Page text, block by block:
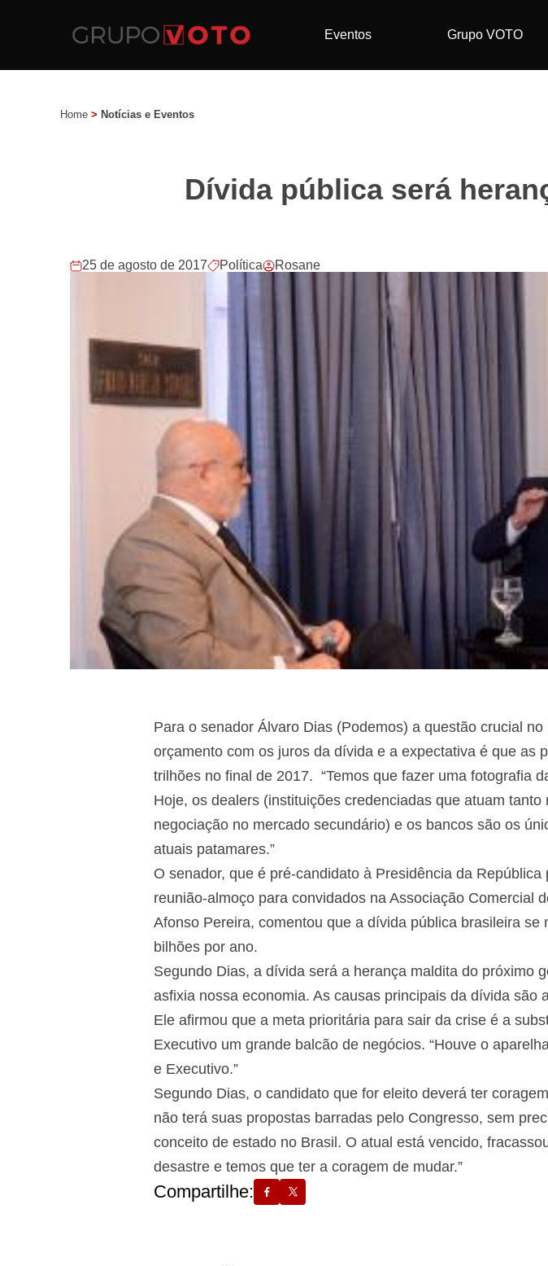
Eventos Grupo VOTO
Home > Notícias e Eventos
Dívida pública será
25 de agosto de 2017 Política Rosane
Para o senador Álvaro Dias (Podemos) a questão crucial
orçamento com os juros da dívida e a expectativa é que as
trilhões no final de 2017. “Temos que fazer uma fotografia
Hoje, os dealers (instituições credenciadas que atuam
negociação no mercado secundário) e os bancos são os
atuais patamares.”
O senador, que é pré-candidato à Presidência da
reunião-almoço para convidados na Associação Comercial
Afonso Pereira, comentou que a dívida pública brasileira
bilhões por ano.
Segundo Dias, a dívida será a herança maldita do próximo
asfixia nossa economia. As causas principais da dívida são
Ele afirmou que a meta prioritária para sair da crise é a
Executivo um grande balcão de negócios. “Houve o
e Executivo.”
Segundo Dias, o candidato que for eleito deverá ter
não terá suas propostas barradas pelo Congresso, sem
conceito de estado no Brasil. O atual está vencido,
desastre e temos que ter a coragem de mudar.”
Compartilhe: